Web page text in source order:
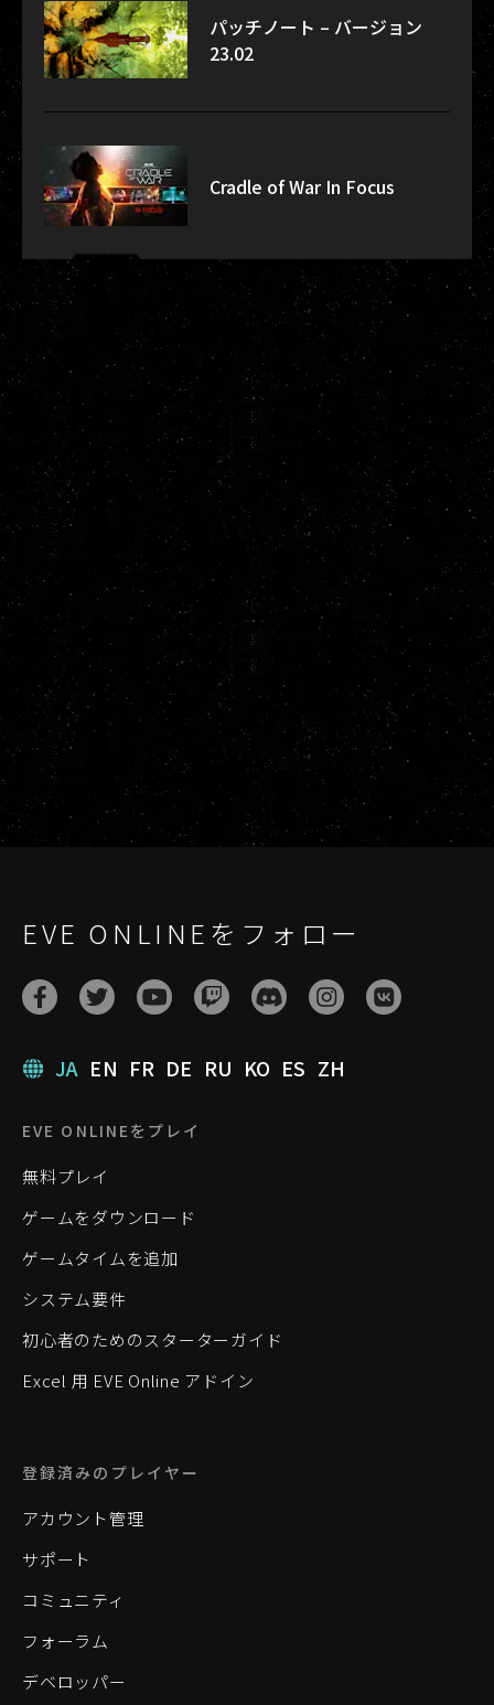
パッチノート – バージョン
23.02
Cradle of War In Focus
EVE ONLINEをフォロー
JA EN FR DE RU KO ES ZH
EVE ONLINEをプレイ
無料プレイ
ゲームをダウンロード
ゲームタイムを追加
システム要件
初心者のためのスターターガイド
Excel 用 EVE Online アドイン
登録済みのプレイヤー
アカウント管理
サポート
コミュニティ
フォーラム
デベロッパー